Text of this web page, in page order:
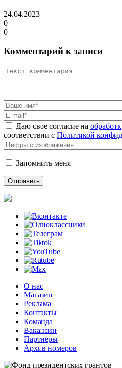
24.04.2023
0
0
Комментарий к записи
Даю свое согласие на
соответствии с Политикой
Запомнить меня
О нас
Магазин
Реклама
Контакты
Команда
Вакансии
Партнеры
Архив номеров